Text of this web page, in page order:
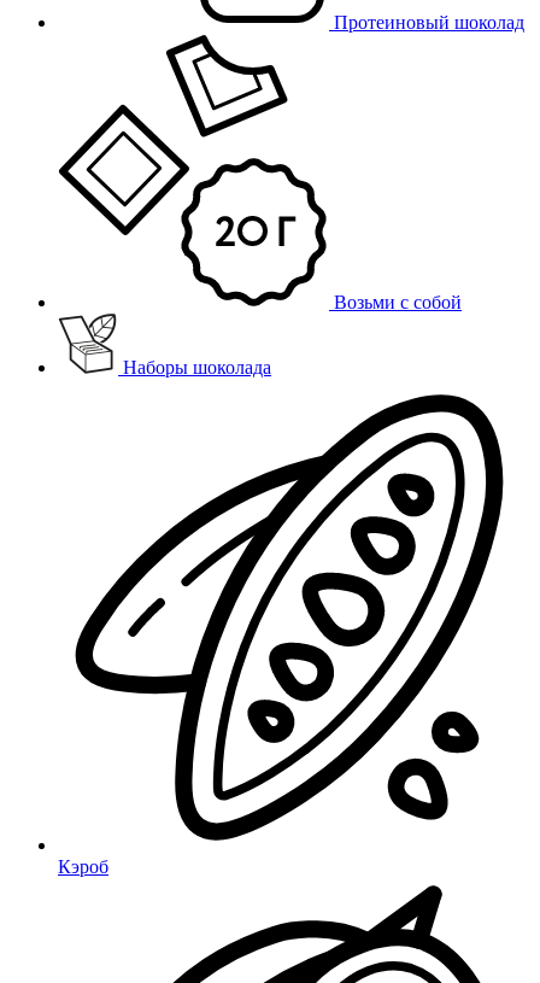
Протеиновый шоколад
Возьми с собой
Наборы шоколада
Кэроб